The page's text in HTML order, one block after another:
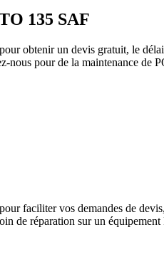
135 SAF
obtenir un devis gratuit, le
nous pour de la maintenance
faciliter vos demandes de
de réparation sur un